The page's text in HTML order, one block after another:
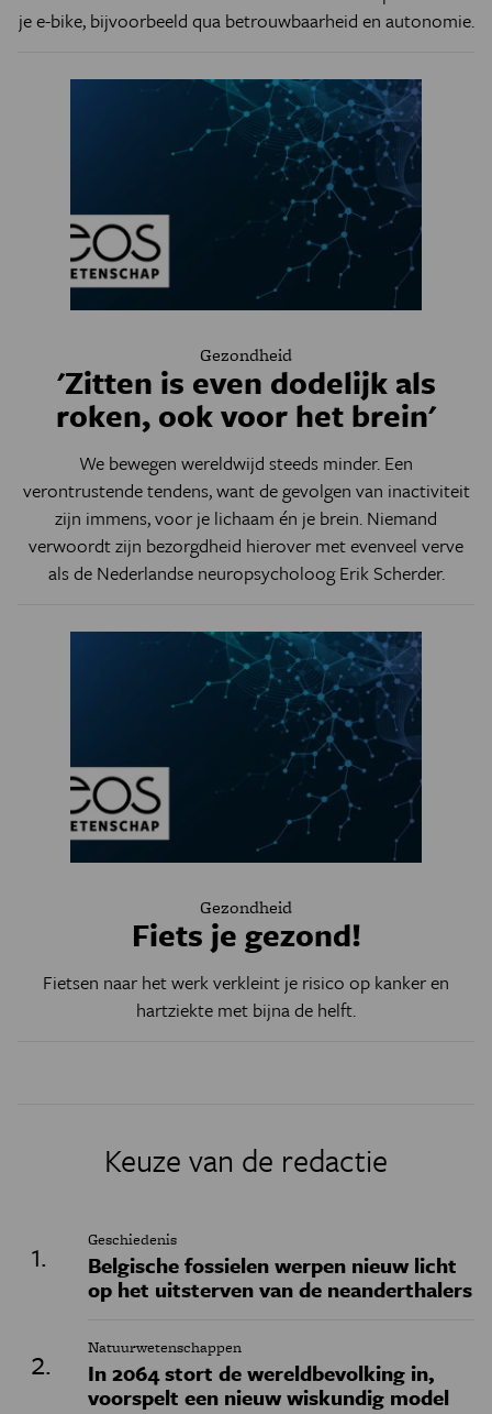
je e-bike, bijvoorbeeld qua betrouwbaarheid en autonomie.
Gezondheid
'Zitten is even dodelijk als
roken, ook voor het brein'
We bewegen wereldwijd steeds minder. Een
verontrustende tendens, want de gevolgen van inactiviteit
zijn immens, voor je lichaam én je brein. Niemand
verwoordt zijn bezorgdheid hierover met evenveel verve
als de Nederlandse neuropsycholoog Erik Scherder.
Gezondheid
Fiets je gezond!
Fietsen naar het werk verkleint je risico op kanker en
hartziekte met bijna de helft.
Keuze van de redactie
Geschiedenis
Belgische fossielen werpen nieuw licht
op het uitsterven van de neanderthalers
Natuurwetenschappen
In 2064 stort de wereldbevolking in,
voorspelt een nieuw wiskundig model